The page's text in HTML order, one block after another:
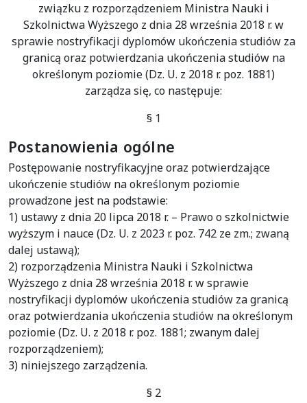
związku z rozporządzeniem Ministra Nauki i
Szkolnictwa Wyższego z dnia 28 września 2018 r. w
sprawie nostryfikacji dyplomów ukończenia studiów za
granicą oraz potwierdzania ukończenia studiów na
określonym poziomie (Dz. U. z 2018 r. poz. 1881)
zarządza się, co następuje:
§ 1
Postanowienia ogólne
Postępowanie nostryfikacyjne oraz potwierdzające
ukończenie studiów na określonym poziomie
prowadzone jest na podstawie:
1) ustawy z dnia 20 lipca 2018 r. – Prawo o szkolnictwie
wyższym i nauce (Dz. U. z 2023 r. poz. 742 ze zm.; zwaną
dalej ustawą);
2) rozporządzenia Ministra Nauki i Szkolnictwa
Wyższego z dnia 28 września 2018 r. w sprawie
nostryfikacji dyplomów ukończenia studiów za granicą
oraz potwierdzania ukończenia studiów na określonym
poziomie (Dz. U. z 2018 r. poz. 1881; zwanym dalej
rozporządzeniem);
3) niniejszego zarządzenia.
§ 2